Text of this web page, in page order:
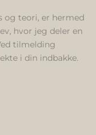
og teori, er hermed
hvor jeg deler en
tilmelding
i din indbakke.